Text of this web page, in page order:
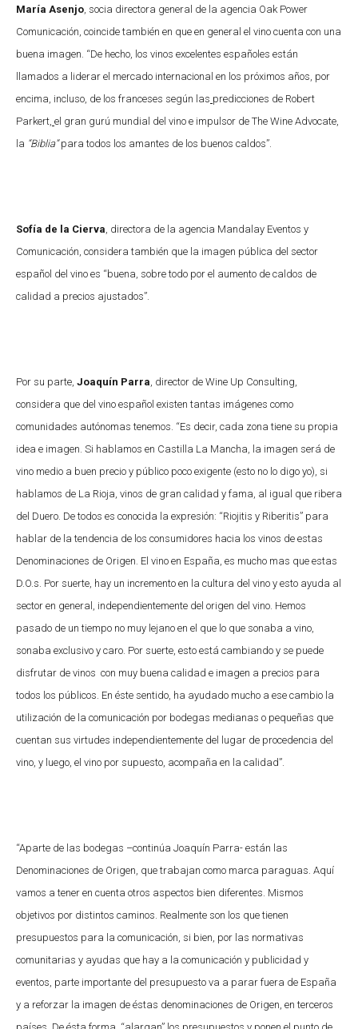
María Asenjo , socia directora general de la agencia Oak Power
Comunicación, coincide también en que en general el vino cuenta con una
buena imagen. “De hecho, los vinos excelentes españoles están
llamados a liderar el mercado internacional en los próximos años, por
encima, incluso, de los franceses según las predicciones de Robert
Parkert el gran gurú mundial del vino e impulsor de The Wine Advocate,
la “Biblia”para todos los amantes de los buenos caldos”.
Sofía de la Cierva , directora de la agencia Mandalay Eventos y
Comunicación, considera también que la imagen pública del sector
español del vino es “buena, sobre todo por el aumento de caldos de
calidad a precios ajustados”.
Por su parte, Joaquín Parra , director de Wine Up Consulting,
considera que del vino español existen tantas imágenes como
comunidades autónomas tenemos. “Es decir, cada zona tiene su propia
idea e imagen. Si hablamos en Castilla La Mancha, la imagen será de
vino medio a buen precio y público poco exigente (esto no lo digo yo), si
hablamos de La Rioja, vinos de gran calidad y fama, al igual que ribera
del Duero. De todos es conocida la expresión: “Riojitis y Riberitis” para
hablar de la tendencia de los consumidores hacia los vinos de estas
Denominaciones de Origen. El vino en España, es mucho mas que estas
D.O.s. Por suerte, hay un incremento en la cultura del vino y esto ayuda al
sector en general, independientemente del origen del vino. Hemos
pasado de un tiempo no muy lejano en el que lo que sonaba a vino,
sonaba exclusivo y caro. Por suerte, esto está cambiando y se puede
disfrutar de vinos con muy buena calidad e imagen a precios para
todos los públicos. En éste sentido, ha ayudado mucho a ese cambio la
utilización de la comunicación por bodegas medianas o pequeñas que
cuentan sus virtudes independientemente del lugar de procedencia del
vino, y luego, el vino por supuesto, acompaña en la calidad”.
“Aparte de las bodegas –continúa Joaquín Parra- están las
Denominaciones de Origen, que trabajan como marca paraguas. Aquí
vamos a tener en cuenta otros aspectos bien diferentes. Mismos
objetivos por distintos caminos. Realmente son los que tienen
presupuestos para la comunicación, si bien, por las normativas
comunitarias y ayudas que hay a la comunicación y publicidad y
eventos, parte importante del presupuesto va a parar fuera de España
y a reforzar la imagen de éstas denominaciones de Origen, en terceros